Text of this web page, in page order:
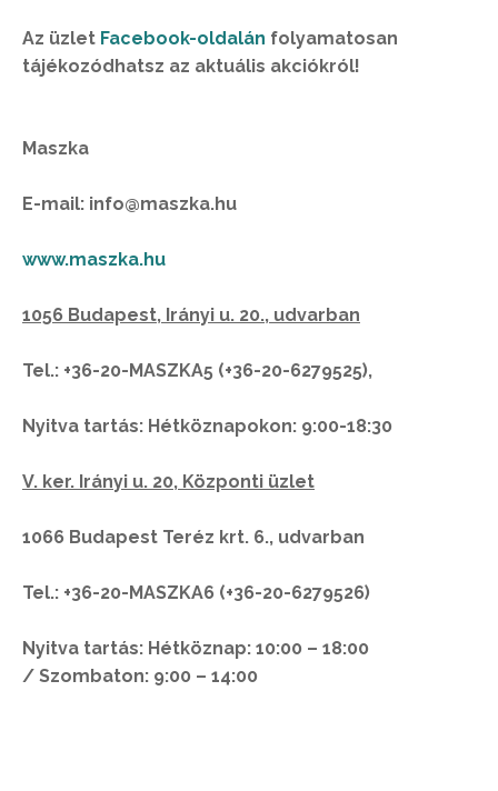
Az üzlet Facebook-oldalán folyamatosan
tájékozódhatsz az aktuális akciókról!
Maszka
E-mail: info@maszka.hu
www.maszka.hu
1056 Budapest, Irányi u. 20., udvarban
Tel.: +36-20-MASZKA5 (+36-20-6279525),
Nyitva tartás: Hétköznapokon: 9:00-18:30
V. ker. Irányi u. 20, Központi üzlet
1066 Budapest Teréz krt. 6., udvarban
Tel.: +36-20-MASZKA6 (+36-20-6279526)
Nyitva tartás: Hétköznap: 10:00 – 18:00
/ Szombaton: 9:00 – 14:00